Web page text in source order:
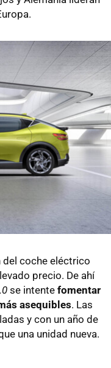
del coche eléctrico
precio. De ahí
se intente fomentar
asequibles. Las
y con un año de
una unidad nueva.